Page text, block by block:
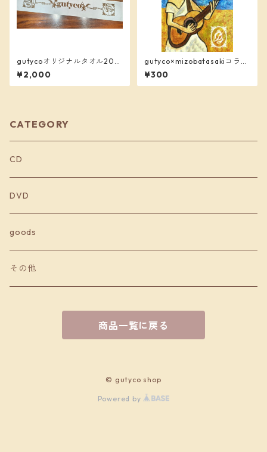
gutycoオリジナルタオル202
5
¥2,000
gutyco×mizobatasakiコラ
ボ ポストカード「太陽のグ
チコ」
¥300
CATEGORY
CD
DVD
goods
その他
商品一覧に戻る
© gutyco shop
Powered by